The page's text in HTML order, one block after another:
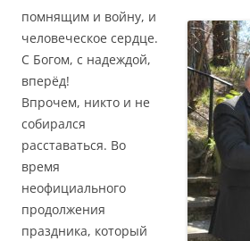
помнящим и войну, и
человеческое сердце.
С Богом, с надеждой,
вперёд!
Впрочем, никто и не
собирался
расставаться. Во
время
неофициального
продолжения
праздника, который